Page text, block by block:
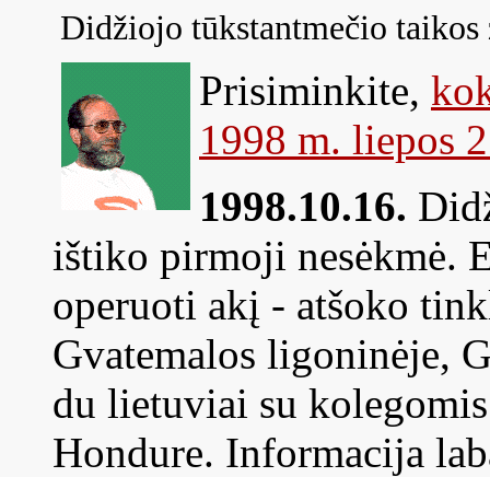
Didžiojo tūkstantmečio taikos
Prisiminkite,
1998 m. liepos
1998.10.16.
ištiko pirmoji nesėkmė.
operuoti akį - atšoko
Gvatemalos ligoninėje,
du lietuviai su
Hondure. Informacija